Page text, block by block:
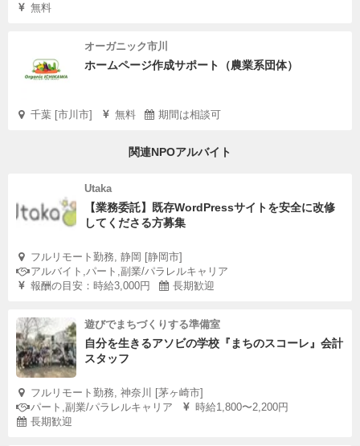
無料
オーガニック市川
ホームページ作成サポート（農業系団体）
千葉 [市川市] 無料 期間は相談可
関連NPOアルバイト
Utaka
【業務委託】既存WordPressサイトを安全に改修
してくださる方募集
フルリモート勤務, 静岡 [静岡市]
アルバイト,パート,副業/パラレルキャリア
報酬の目安：時給3,000円
長期歓迎
遊びでまちづくりする準備室
自分を生きるアソビの学校『まちのスコーレ』会計
スタッフ
フルリモート勤務, 神奈川 [茅ヶ崎市]
パート,副業/パラレルキャリア
時給1,800〜2,200円
長期歓迎